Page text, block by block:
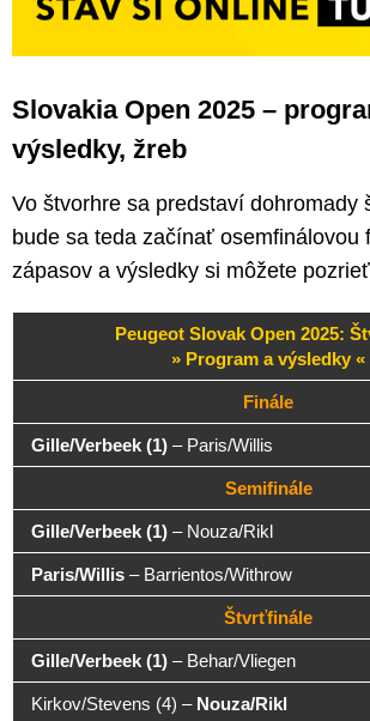
Slovakia Open 2025 –
výsledky, žreb
Vo štvorhre sa predstaví dohromady
bude sa teda začínať osemfinálovou
zápasov a výsledky si môžete
Peugeot Slovak Open 2025:
» Program a výsledky «
Finále
Gille/Verbeek (1) – Paris/Willis
Semifinále
Gille/Verbeek (1) – Nouza/Rikl
Paris/Willis – Barrientos/Withrow
Štvrťfinále
Gille/Verbeek (1) – Behar/Vliegen
Kirkov/Stevens (4) – Nouza/Rikl